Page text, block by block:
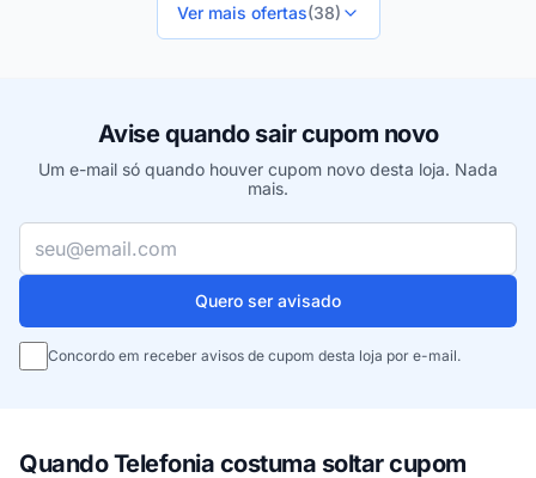
Ver mais ofertas(38)
Avise quando sair cupom novo
Um e-mail só quando houver cupom novo desta loja. Nada
mais.
Seu e-mail
Quero ser avisado
Concordo em receber avisos de cupom desta loja por e-mail.
Quando Telefonia costuma soltar cupom